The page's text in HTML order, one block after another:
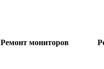
Ремонт мониторов